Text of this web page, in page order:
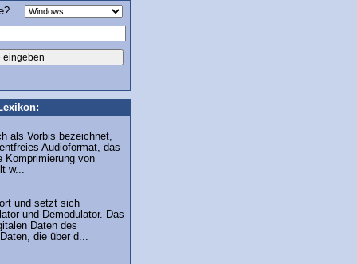
als Vorbis bezeichnet,
Audioformat, das
Komprimierung von
w...
und setzt sich
und Demodulator. Das
Daten des
die über d...